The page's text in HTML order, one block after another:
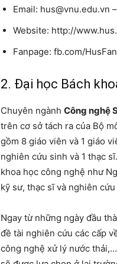
Email: hus@vnu.edu.vn
Website: http://
Fanpage: fb.com/
2. Đại học Bách
Chuyên ngành Công nghệ
trên cơ sở tách ra của Bộ
gồm 8 giáo viên và 1 giáo
nghiên cứu sinh và 1 thạc
khoa học công nghệ như
kỹ sư, thạc sĩ và nghiên
Ngay từ những ngày đầu
đề tài nghiên cứu các cấp
công nghệ xử lý nước